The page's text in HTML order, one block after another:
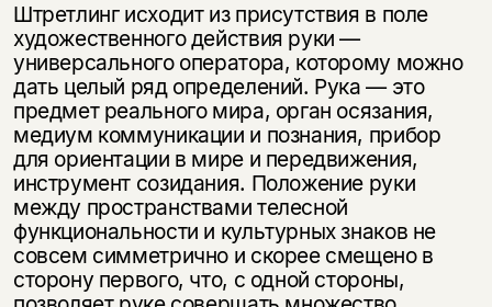
Штретлинг исходит из присутствия в поле
художественного действия руки —
универсального оператора, которому можно
дать целый ряд определений. Рука — это
предмет реального мира, орган осязания,
медиум коммуникации и познания, прибор
для ориентации в мире и передвижения,
инструмент созидания. Положение руки
между пространствами телесной
функциональности и культурных знаков не
совсем симметрично и скорее смещено в
сторону первого, что, с одной стороны,